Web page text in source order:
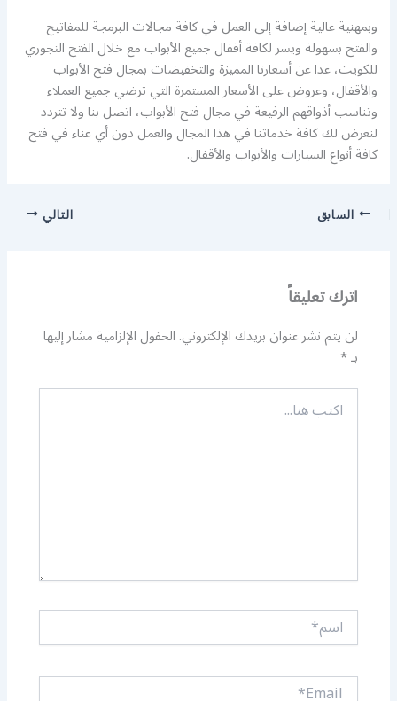
وبمهنية عالية إضافة إلى العمل في كافة مجالات البرمجة للمفاتيح
والفتح بسهولة ويسر لكافة أقفال جميع الأبواب مع خلال الفتح التجوري
للكويت، عدا عن أسعارنا المميزة والتخفيضات بمجال فتح الأبواب
والأقفال، وعروض على الأسعار المستمرة التي ترضي جميع العملاء
وتناسب أذواقهم الرفيعة في مجال فتح الأبواب، اتصل بنا ولا تتردد
لنعرض لك كافة خدماتنا في هذا المجال والعمل دون أي عناء في فتح
كافة أنواع السيارات والأبواب والأقفال.
السابق التالي
اترك تعليقاً
لن يتم نشر عنوان بريدك الإلكتروني.الحقول الإلزامية مشار إليها
بـ*
اكتب
هنا...
اسم*
Email*